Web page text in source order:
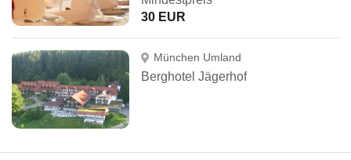
30 EUR
München Umland
Berghotel Jägerhof